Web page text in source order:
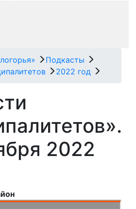
Подкасты
2022 год
2022